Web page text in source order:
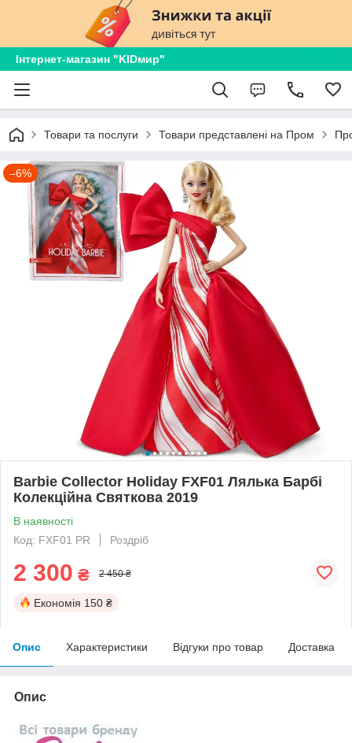
Інтернет-магазин "KIDмир"
Товари та послуги Товари представлені на Пром
–6%
Barbie Collector Holiday FXF01 Лялька Барбі
Колекційна Святкова 2019
В наявності
Код: FXF01 PR
Роздріб
2 300 ₴ 2 450 ₴
Економія 150 ₴
Опис Характеристики Відгуки про товар Доставка
Опис